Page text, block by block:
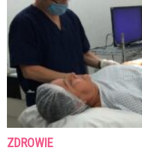
ZDROWIE